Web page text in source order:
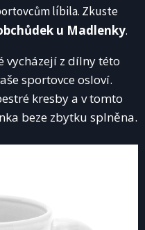
líbila. Zkuste
u Madlenky.
vycházejí z dílny této
sportovce osloví.
kresby a v tomto
beze zbytku splněna.